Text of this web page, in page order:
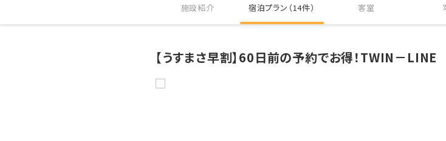
施設紹介 宿泊プラン（14件） 客室
【うすまさ早割】60日前の予約でお得！TWIN－